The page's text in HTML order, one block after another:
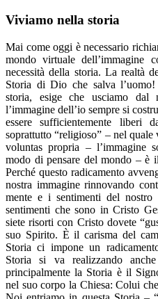
Viviamo nella storia
Mai come oggi è necessario
mondo virtuale dell’immagine
necessità della storia. La realtà
Storia di Dio che salva
storia, esige che usciamo dal
l’immagine dell’io sempre si
essere sufficientemente liberi
soprattutto “religioso” – nel
voluntas propria – l’immagine
modo di pensare del mondo – è
Perché questo radicamento
nostra immagine rinnovando
mente e i sentimenti del
sentimenti che sono in Cristo
siete risorti con Cristo dovete
suo Spirito. È il carisma del
Storia ci impone un
Storia si va realizzando
principalmente la Storia è il
nel suo corpo la Chiesa: Colui